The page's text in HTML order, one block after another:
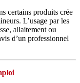
certains produits crée
L’usage par les
allaitement ou
d’un professionnel